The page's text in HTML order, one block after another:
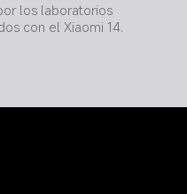
los laboratorios
con el Xiaomi 14.